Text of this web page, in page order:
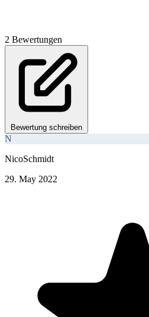
2 Bewertungen
Bewertung schreiben
N
NicoSchmidt
29. May 2022